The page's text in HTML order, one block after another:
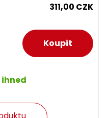
311,00 CZK
ihned